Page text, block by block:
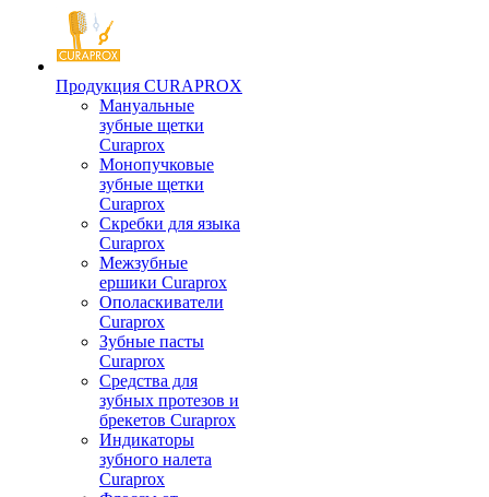
Продукция CURAPROX
Мануальные
зубные щетки
Curaprox
Монопучковые
зубные щетки
Curaprox
Скребки для языка
Curaprox
Межзубные
ершики Curaprox
Ополаскиватели
Curaprox
Зубные пасты
Curaprox
Средства для
зубных протезов и
брекетов Curaprox
Индикаторы
зубного налета
Curaprox